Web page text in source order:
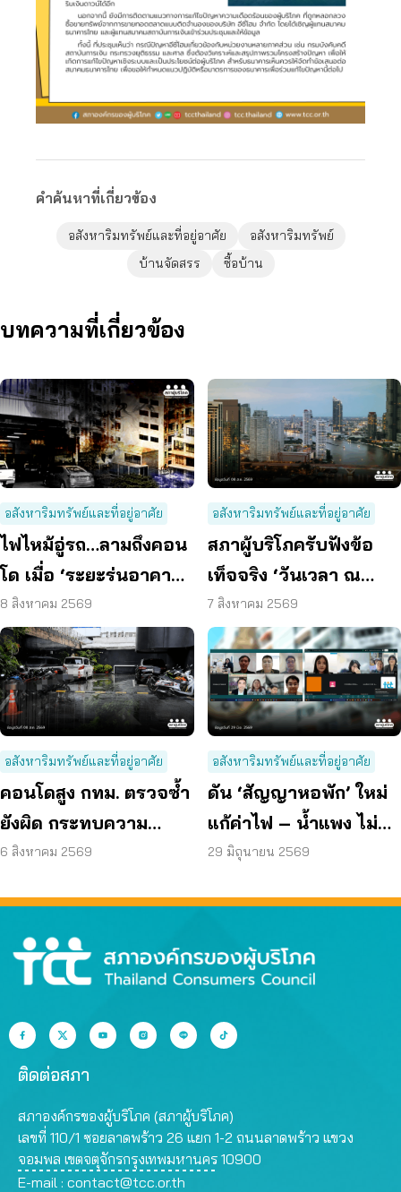
คำค้นหาที่เกี่ยวข้อง
อสังหาริมทรัพย์และที่อยู่อาศัย
อสังหาริมทรัพย์
บ้านจัดสรร
ซื้อบ้าน
บทความที่เกี่ยวข้อง
อสังหาริมทรัพย์และที่อยู่อาศัย
ไฟไหม้อู่รถ…ลามถึงคอน
โด เมื่อ ‘ระยะร่นอาคาร’
ถูกละเลย ผู้บริโภคจึงต้อง
เสี่ยง
8 สิงหาคม 2569
อสังหาริมทรัพย์และที่อยู่อาศัย
สภาผู้บริโภครับฟังข้อ
เท็จจริง ‘วันเวลา ณ
เจ้าพระยา’ ยืนยันมีถนน
6 ม. รอบอาคาร
7 สิงหาคม 2569
อสังหาริมทรัพย์และที่อยู่อาศัย
คอนโดสูง กทม. ตรวจซ้ำ
ยังผิด กระทบความ
ปลอดภัย
6 สิงหาคม 2569
อสังหาริมทรัพย์และที่อยู่อาศัย
ดัน ‘สัญญาหอพัก’ ใหม่
แก้ค่าไฟ – น้ำแพง ไม่
คืนเงินประกัน
29 มิถุนายน 2569
ติดต่อสภา
สภาองค์กรของผู้บริโภค (สภาผู้บริโภค)
เลขที่ 110/1 ซอยลาดพร้าว 26 แยก 1-2 ถนนลาดพร้าว แขวง
จอมพล เขตจตุจักรกรุงเทพมหานคร 10900
E-mail : contact@tcc.or.th